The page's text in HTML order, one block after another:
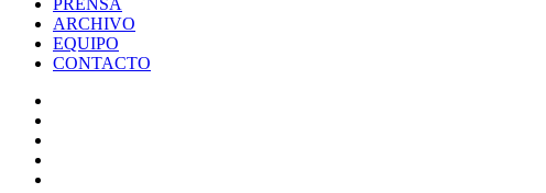
PRENSA
ARCHIVO
EQUIPO
CONTACTO